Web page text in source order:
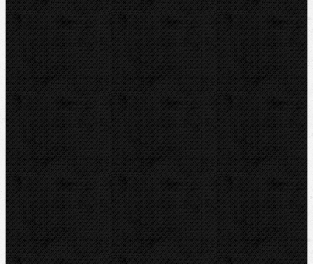
Sortiment
Akce
Mechanické
Ohýbačky a ohýbací sady
Ohýbací segmenty REMS
Ohýbací segmenty CBC
Příslušenství a ND